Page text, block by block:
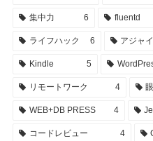
集中力 6 fluentd
ライフハック 6 アジャ
Kindle 5
リモートワーク 4
WEB+DB PRESS 4
コードレビュー 4